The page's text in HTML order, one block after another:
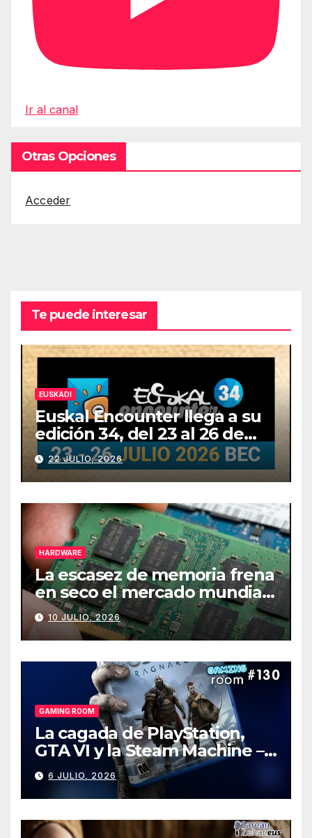
Ir al canal
Otras Opciones
Acceder
Te puede interesar
EUSKADI
Euskal Encounter llega a su
edición 34, del 23 al 26 de
julio
22 JULIO, 2026
HARDWARE
La escasez de memoria frena
en seco el mercado mundial
de PCs
10 JULIO, 2026
GAMING ROOM
La cagada de PlayStation,
GTA VI y la Steam Machine –
Gaming Room #130
6 JULIO, 2026